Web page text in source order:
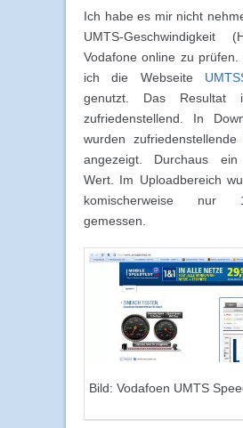
Ich habe es mir nicht
UMTS-Geschwindigkeit
Vodafone online zu prüfen.
ich die Webseite
genutzt. Das Resultat
zufriedenstellend. In
wurden
angezeigt. Durchaus ein
Wert. Im Uploadbereich
komischerweise nur
gemessen.
Bild: Vodafoen UMTS